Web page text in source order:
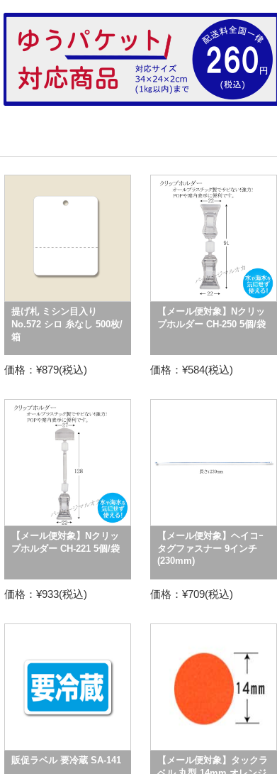
提げ札 ミシン目入り
No.572 シロ 糸なし 500枚/
箱
価格：¥879(税込)
【メール便対象】Nクリッ
プホルダー CH-250 5個/袋
価格：¥584(税込)
【メール便対象】Nクリッ
プホルダー CH-221 5個/袋
価格：¥933(税込)
【メール便対象】ヘイコｰ
タグファスナー 9インチ
(230mm)
価格：¥709(税込)
販促ラベル 要冷蔵 SA-141
【メール便対象】タックラ